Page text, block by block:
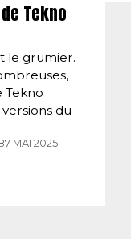
Tekno
le grumier.
Tekno
du
MAI 2025.